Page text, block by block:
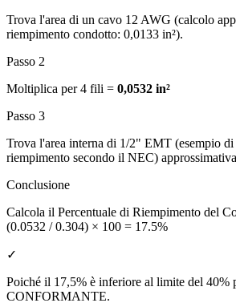
Trova l'area di un cavo 12 AWG (calcolo
riempimento condotto: 0,0133 in²).
Passo 2
Moltiplica per 4 fili = 0,0532 in²
Passo 3
Trova l'area interna di 1/2" EMT (esempio di
riempimento secondo il NEC)
Conclusione
Calcola il Percentuale di Riempimento del
(0.0532 / 0.304) × 100 = 17.5%
✓
Poiché il 17,5% è inferiore al limite del 40%
CONFORMANTE.